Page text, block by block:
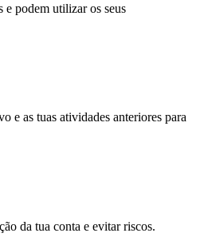
e podem utilizar os seus
e as tuas atividades anteriores para
da tua conta e evitar riscos.